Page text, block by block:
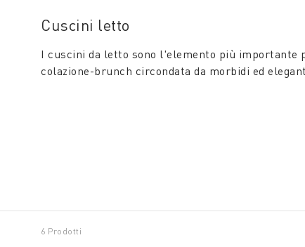
Cuscini letto
I cuscini da letto sono l'elemento più
colazione-brunch circondata da morbidi ed
6 Prodotti